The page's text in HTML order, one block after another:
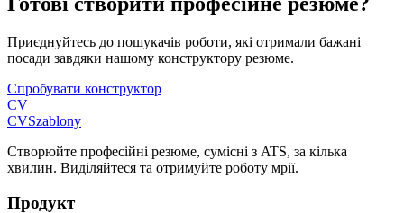
Приєднуйтесь до пошукачів роботи, які отримали бажані
посади завдяки нашому конструктору резюме.
Спробувати конструктор
CV
CVSzablony
Створюйте професійні резюме, сумісні з ATS, за кілька
хвилин. Виділяйтеся та отримуйте роботу мрії.
Продукт